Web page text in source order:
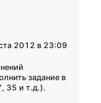
2012 в 23:09
задание в
35 и т.д.).